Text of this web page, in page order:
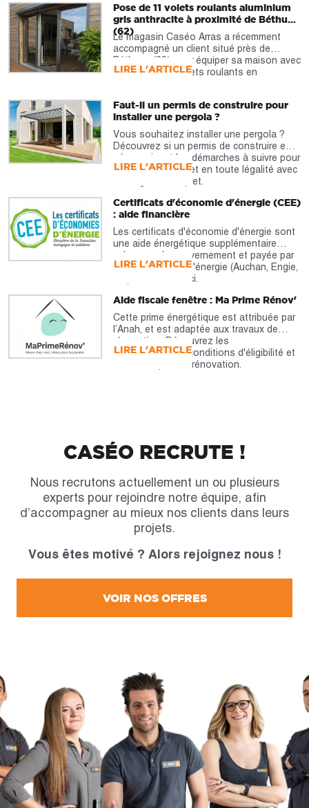
Pose de 11 volets roulants aluminium
gris anthracite à proximité de Béthune
(62)
Le magasin Caséo Arras a récemment
accompagné un client situé près de
Béthune (62) pour équiper sa maison avec
la pose de 11 volets roulants en
LIRE L'ARTICLE
Faut-il un permis de construire pour
installer une pergola ?
Vous souhaitez installer une pergola ?
Découvrez si un permis de construire est
nécessaire et les démarches à suivre pour
réaliser votre projet en toute légalité avec
notre guide complet.
LIRE L'ARTICLE
Certificats d'économie d'énergie (CEE)
: aide financière
Les certificats d'économie d'énergie sont
une aide énergétique supplémentaire
prévue par le gouvernement et payée par
les fournisseurs d'énergie (Auchan, Engie,
etc). À découvrir ici.
LIRE L'ARTICLE
Aide fiscale fenêtre : Ma Prime Rénov'
Cette prime énergétique est attribuée par
l’Anah, et est adaptée aux travaux de
rénovation. Découvrez les
caractéristiques, conditions d'éligibilité et
montants pour la rénovation.
LIRE L'ARTICLE
CASÉO RECRUTE !
Nous recrutons actuellement un ou plusieurs
experts pour rejoindre notre équipe, afin
d’accompagner au mieux nos clients dans leurs
projets.
Vous êtes motivé ? Alors rejoignez nous !
VOIR NOS OFFRES